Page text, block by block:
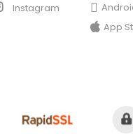
Instagram
App